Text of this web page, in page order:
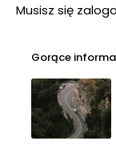
Musisz się
Gorące